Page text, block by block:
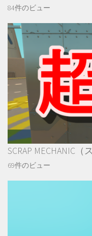
84件のビュー
SCRAP MECHANIC
69件のビュー